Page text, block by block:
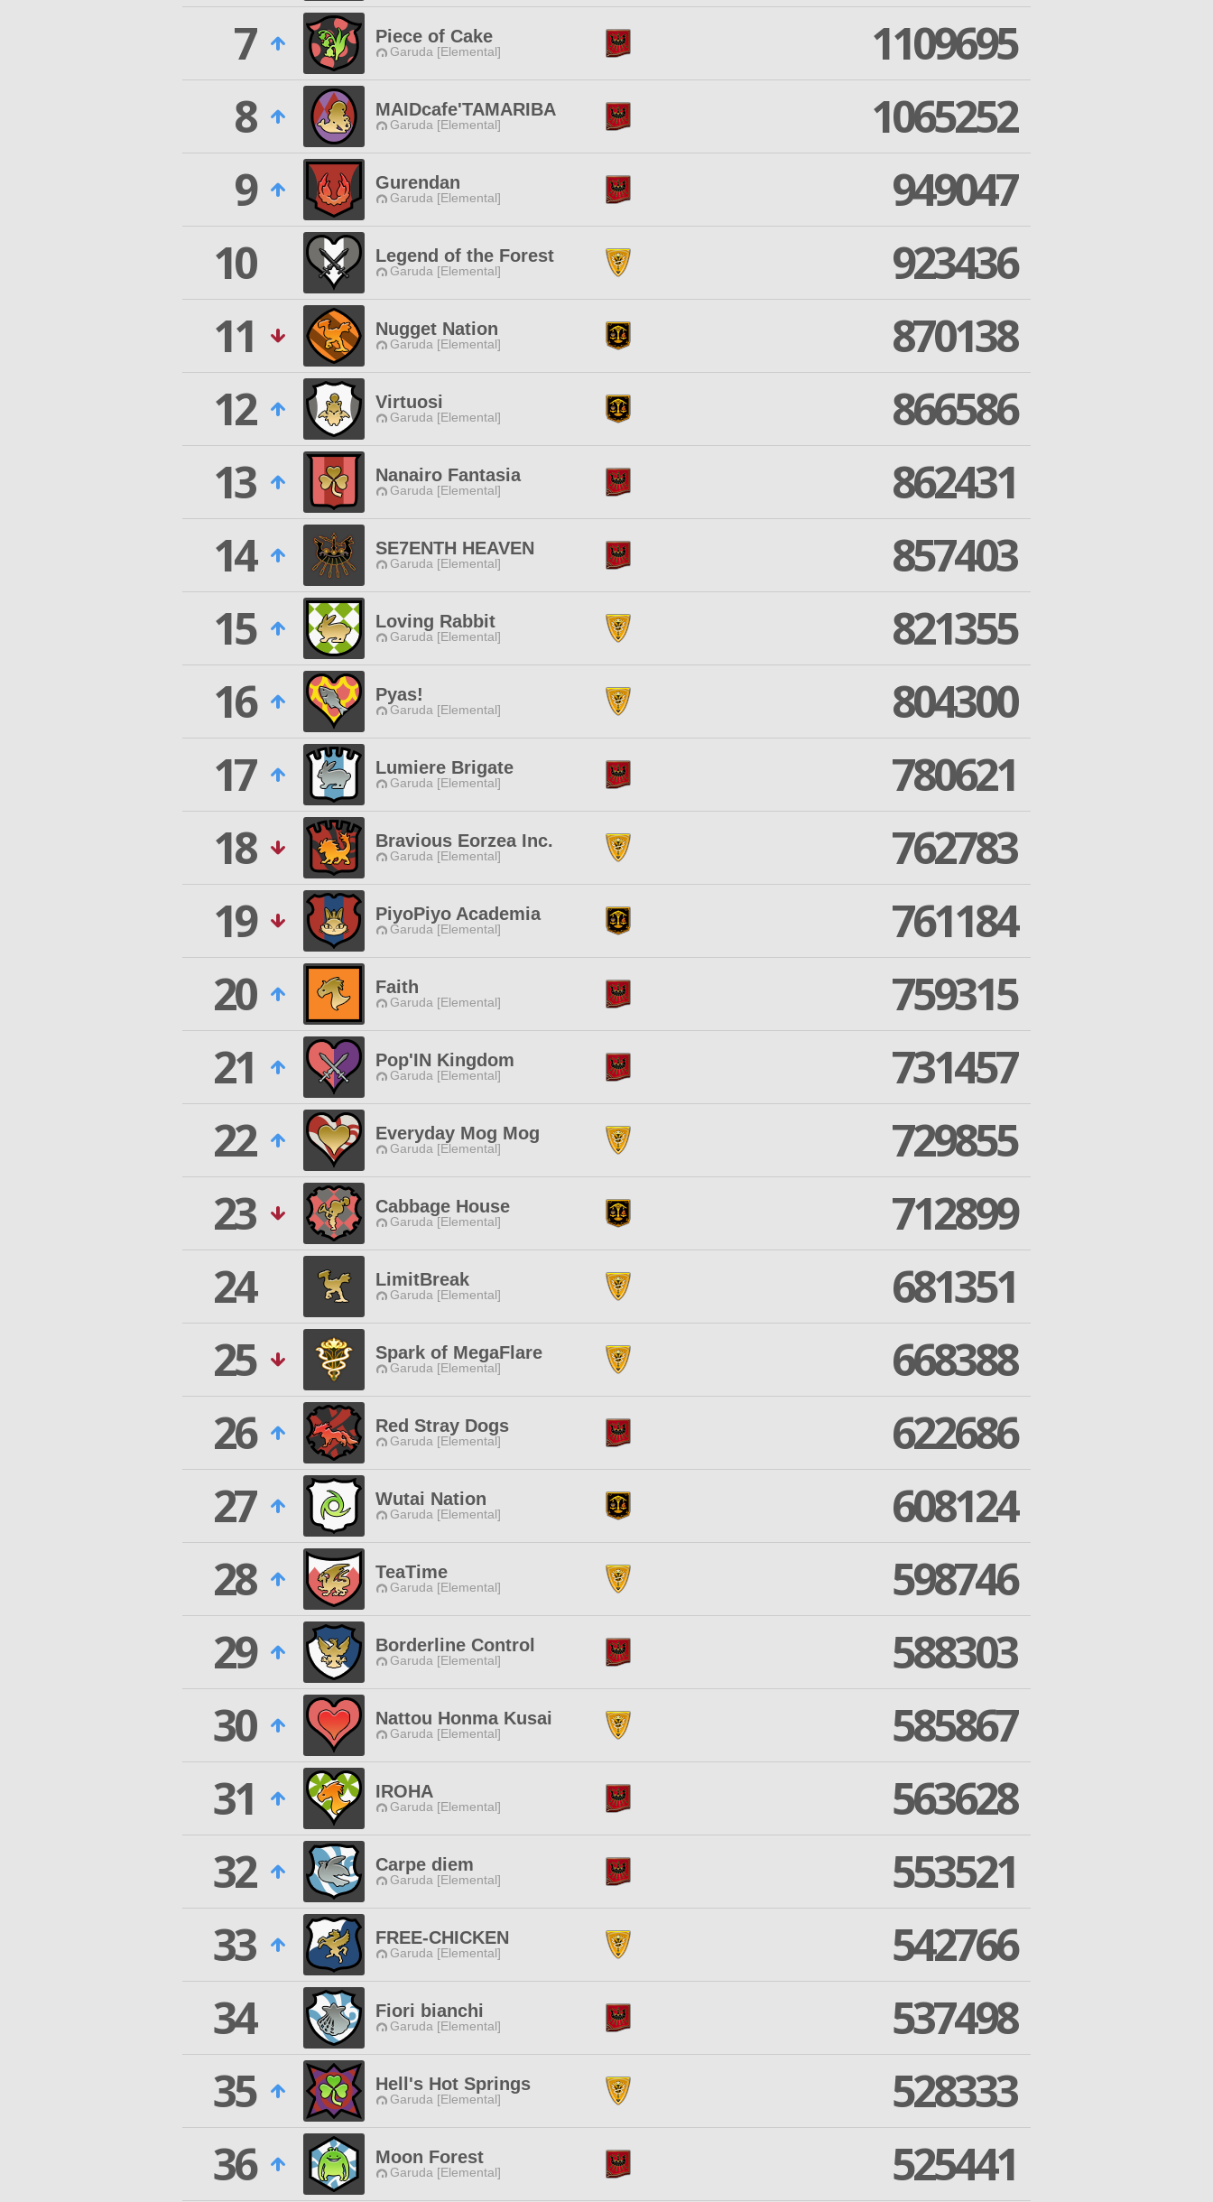
7
Piece of Cake
Garuda [Elemental]
1109695
8
MAIDcafe'TAMARIBA
Garuda [Elemental]
1065252
9
Gurendan
Garuda [Elemental]
949047
10
Legend of the Forest
Garuda [Elemental]
923436
11
Nugget Nation
Garuda [Elemental]
870138
12
Virtuosi
Garuda [Elemental]
866586
13
Nanairo Fantasia
Garuda [Elemental]
862431
14
SE7ENTH HEAVEN
Garuda [Elemental]
857403
15
Loving Rabbit
Garuda [Elemental]
821355
16
Pyas!
Garuda [Elemental]
804300
17
Lumiere Brigate
Garuda [Elemental]
780621
18
Bravious Eorzea Inc.
Garuda [Elemental]
762783
19
PiyoPiyo Academia
Garuda [Elemental]
761184
20
Faith
Garuda [Elemental]
759315
21
Pop'IN Kingdom
Garuda [Elemental]
731457
22
Everyday Mog Mog
Garuda [Elemental]
729855
23
Cabbage House
Garuda [Elemental]
712899
24
LimitBreak
Garuda [Elemental]
681351
25
Spark of MegaFlare
Garuda [Elemental]
668388
26
Red Stray Dogs
Garuda [Elemental]
622686
27
Wutai Nation
Garuda [Elemental]
608124
28
TeaTime
Garuda [Elemental]
598746
29
Borderline Control
Garuda [Elemental]
588303
30
Nattou Honma Kusai
Garuda [Elemental]
585867
31
IROHA
Garuda [Elemental]
563628
32
Carpe diem
Garuda [Elemental]
553521
33
FREE-CHICKEN
Garuda [Elemental]
542766
34
Fiori bianchi
Garuda [Elemental]
537498
35
Hell's Hot Springs
Garuda [Elemental]
528333
36
Moon Forest
Garuda [Elemental] 525441